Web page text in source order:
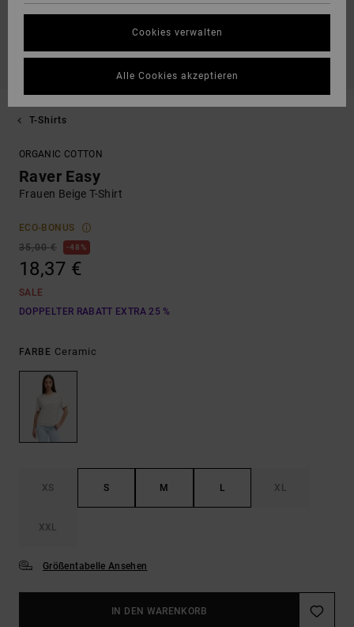
T-Shirts
ORGANIC COTTON
Raver Easy
Frauen Beige T-Shirt
ECO-BONUS
35,00 €
48%
18,37 €
SALE
DOPPELTER RABATT EXTRA 25 %
FARBE Ceramic
XS S M L XL
XXL
Größentabelle Ansehen
IN DEN WARENKORB
Cookies verwalten
Alle Cookies akzeptieren